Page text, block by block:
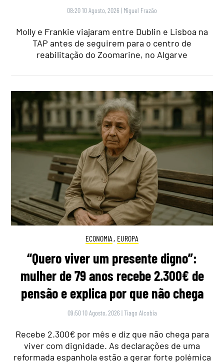
08:20 10 Agosto, 2026 | Miguel Frazão
Molly e Frankie viajaram entre Dublin e Lisboa na
TAP antes de seguirem para o centro de
reabilitação do Zoomarine, no Algarve
ECONOMIA , EUROPA
“Quero viver um presente digno”:
mulher de 79 anos recebe 2.300€ de
pensão e explica por que não chega
09:50 10 Agosto, 2026 |Tiago Alcobia
Recebe 2.300€ por mês e diz que não chega para
viver com dignidade. As declarações de uma
reformada espanhola estão a gerar forte polémica